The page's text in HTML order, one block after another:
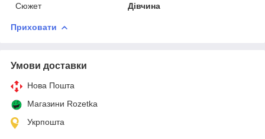
Сюжет
Дівчина
Приховати
Умови доставки
Нова Пошта
Магазини Rozetka
Укрпошта